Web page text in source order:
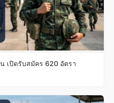
เปิดรับสมัคร 620 อัตรา